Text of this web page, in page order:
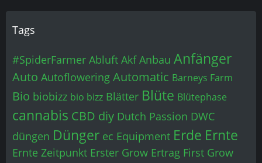
Tags
#SpiderFarmer Abluft Akf Anbau Anfänger
Auto Autoflowering Automatic Barneys Farm
Bio biobizz bio bizz Blätter Blüte Blütephase
cannabis CBD diy Dutch Passion DWC
düngen Dünger ec Equipment Erde Ernte
Ernte Zeitpunkt Erster Grow Ertrag First Grow